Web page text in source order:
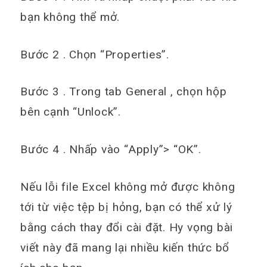
bạn không thể mở.
Bước 2 . Chọn “Properties”.
Bước 3 . Trong tab General , chọn hộp
bên cạnh “Unlock”.
Bước 4 . Nhấp vào “Apply”> “OK”.
Nếu lỗi file Excel không mở được không
tới từ việc tệp bị hỏng, bạn có thể xử lý
bằng cách thay đổi cài đặt. Hy vọng bài
viết này đã mang lại nhiều kiến thức bổ